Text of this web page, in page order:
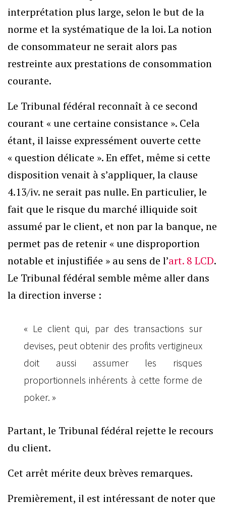
interprétation plus large, selon le but de la
norme et la systématique de la loi. La notion
de consommateur ne serait alors pas
restreinte aux prestations de consommation
courante.
Le Tribunal fédéral reconnaît à ce second
courant « une certaine consistance ». Cela
étant, il laisse expressément ouverte cette
« question délicate ». En effet, même si cette
disposition venait à s’appliquer, la clause
4.13/iv. ne serait pas nulle. En particulier, le
fait que le risque du marché illiquide soit
assumé par le client, et non par la banque, ne
permet pas de retenir « une disproportion
notable et injustifiée » au sens de l’art. 8 LCD.
Le Tribunal fédéral semble même aller dans
la direction inverse :
« Le client qui, par des transactions sur
devises, peut obtenir des profits vertigineux
doit aussi assumer les risques
proportionnels inhérents à cette forme de
poker. »
Partant, le Tribunal fédéral rejette le recours
du client.
Cet arrêt mérite deux brèves remarques.
Premièrement, il est intéressant de noter que